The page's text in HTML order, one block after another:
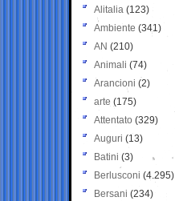
Alitalia (123)
Ambiente (341)
AN (210)
Animali (74)
Arancioni (2)
arte (175)
Attentato (329)
Auguri (13)
Batini (3)
Berlusconi (4.295)
Bersani (234)